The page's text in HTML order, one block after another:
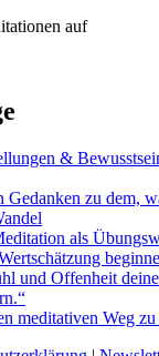
auf
&
Gedanken zu dem,
als
und Offenheit
meditativen Weg zu